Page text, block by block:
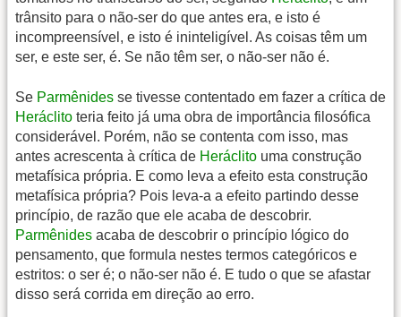
trânsito para o não-ser do que antes era, e isto é
incompreensível, e isto é ininteligível. As coisas têm um
ser, e este ser, é. Se não têm ser, o não-ser não é.
Se Parmênides se tivesse contentado em fazer a crítica de
Heráclito teria feito já uma obra de importância filosófica
considerável. Porém, não se contenta com isso, mas
antes acrescenta à crítica de Heráclito uma construção
metafísica própria. E como leva a efeito esta construção
metafísica própria? Pois leva-a a efeito partindo desse
princípio, de razão que ele acaba de descobrir.
Parmênides acaba de descobrir o princípio lógico do
pensamento, que formula nestes termos categóricos e
estritos: o ser é; o não-ser não é. E tudo o que se afastar
disso será corrida em direção ao erro.